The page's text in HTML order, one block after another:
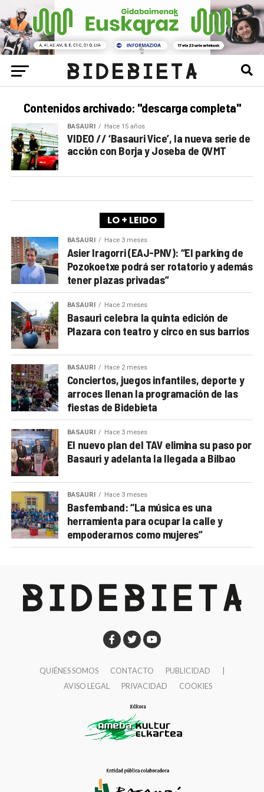
Contenidos archivado: "descarga completa"
BASAURI Hace 15 años
VIDEO // ‘Basauri Vice’, la nueva serie de
acción con Borja y Joseba de QVMT
LO + LEIDO
BASAURI Hace 3 meses
Asier Iragorri (EAJ-PNV): “El parking de
Pozokoetxe podrá ser rotatorio y además
tener plazas privadas”
BASAURI Hace 2 meses
Basauri celebra la quinta edición de
Plazara con teatro y circo en sus barrios
BASAURI Hace 2 meses
Conciertos, juegos infantiles, deporte y
arroces llenan la programación de las
fiestas de Bidebieta
BASAURI Hace 3 meses
El nuevo plan del TAV elimina su paso por
Basauri y adelanta la llegada a Bilbao
BASAURI Hace 3 meses
Basfemband: “La música es una
herramienta para ocupar la calle y
empoderarnos como mujeres”
QUIÉNES SOMOS CONTACTO PUBLICIDAD
AVISO LEGAL
PRIVACIDAD COOKIES